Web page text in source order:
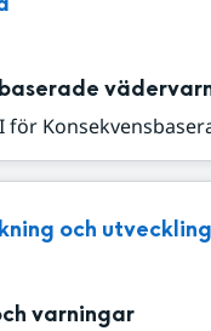
för
och utveckling
varningar